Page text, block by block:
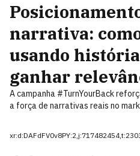
narrativa:
usando
ganhar
A campanha #TurnYourBack
a força de narrativas reais no